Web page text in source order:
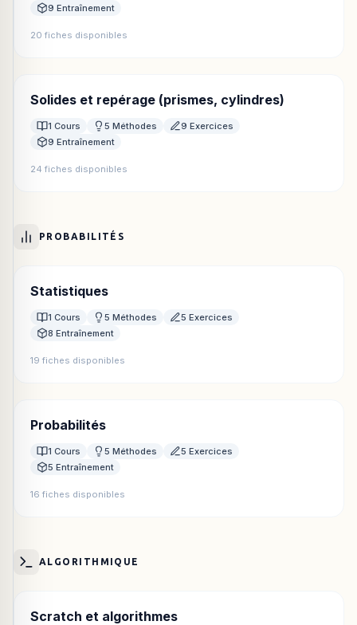
9 Entraînement
20 fiches disponibles
Solides et repérage (prismes, cylindres)
1 Cours 5 Méthodes
9 Exercices
9 Entraînement
24 fiches disponibles
PROBABILITÉS
Statistiques
1 Cours 5 Méthodes
5 Exercices
8 Entraînement
19 fiches disponibles
Probabilités
1 Cours 5 Méthodes
5 Exercices
5 Entraînement
16 fiches disponibles
ALGORITHMIQUE
Scratch et algorithmes